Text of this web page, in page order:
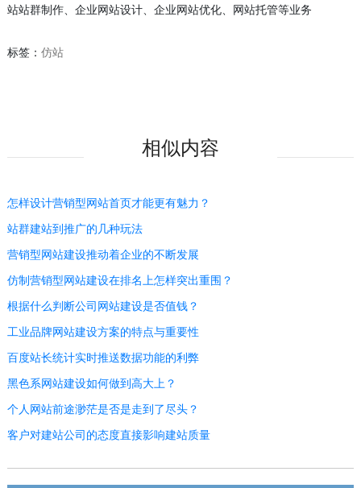
站站群制作、企业网站设计、企业网站优化、网站托管等业务
标签： 仿站
相似内容
怎样设计营销型网站首页才能更有魅力？
站群建站到推广的几种玩法
营销型网站建设推动着企业的不断发展
仿制营销型网站建设在排名上怎样突出重围？
根据什么判断公司网站建设是否值钱？
工业品牌网站建设方案的特点与重要性
百度站长统计实时推送数据功能的利弊
黑色系网站建设如何做到高大上？
个人网站前途渺茫是否是走到了尽头？
客户对建站公司的态度直接影响建站质量